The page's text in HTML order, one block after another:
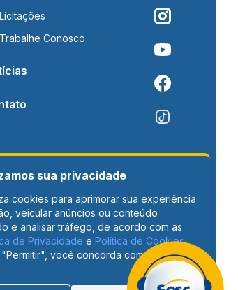
Licitações
Trabalhe Conosco
sua privacidade
cookies para aprimorar sua experiência
veicular anúncios ou conteúdo
e analisar tráfego, de acordo com as
de Privacidade e Política de Cookies.
você concorda com o uso de